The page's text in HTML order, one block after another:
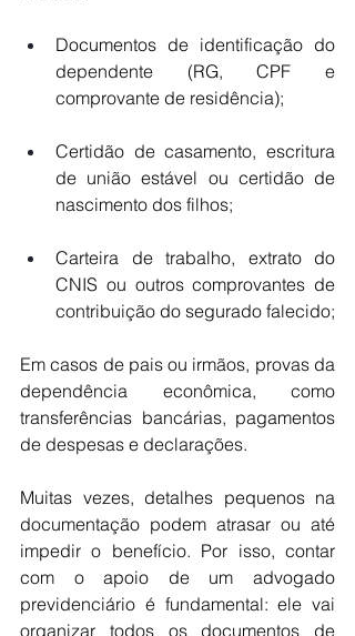
Documentos de identificação do
dependente (RG, CPF e
comprovante de residência);
Certidão de casamento, escritura
de união estável ou certidão de
nascimento dos filhos;
Carteira de trabalho, extrato do
CNIS ou outros comprovantes de
contribuição do segurado falecido;
Em casos de pais ou irmãos, provas da
dependência econômica, como
transferências bancárias, pagamentos
de despesas e declarações.
Muitas vezes, detalhes pequenos na
documentação podem atrasar ou até
impedir o benefício. Por isso, contar
com o apoio de um advogado
previdenciário é fundamental: ele vai
organizar todos os documentos de